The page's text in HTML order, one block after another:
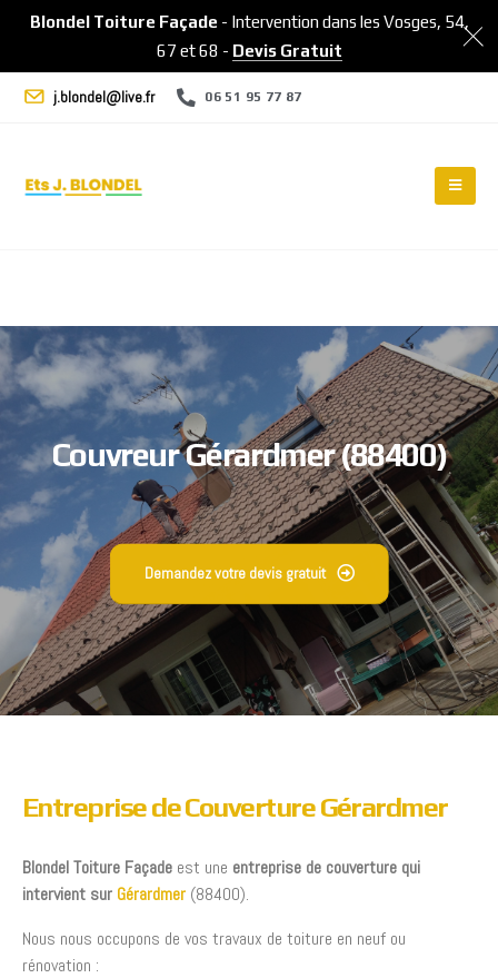
Blondel Toiture Façade - Intervention dans les Vosges, 54,
67 et 68 - Devis Gratuit
j.blondel@live.fr 06 51 95 77 87
CouvreurGérardmer(88400)
Demandez votre devis gratuit
Entreprise de Couverture Gérardmer
Blondel Toiture Façade est une entreprise de couverture qui
intervient sur Gérardmer (88400).
Nous nous occupons de vos travaux de toiture en neuf ou
rénovation :